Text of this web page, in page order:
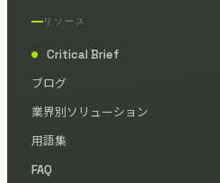
リソース
●
Critical Brief
ブログ
業界別ソリューション
用語集
FAQ